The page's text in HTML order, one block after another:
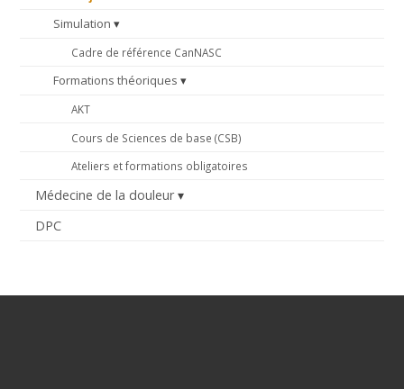
Simulation
Cadre de référence CanNASC
Formations théoriques
AKT
Cours de Sciences de base (CSB)
Ateliers et formations obligatoires
Médecine de la douleur
DPC